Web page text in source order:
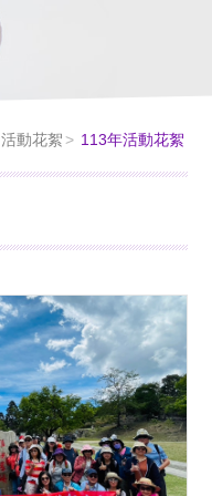
活動花絮 113年活動花絮